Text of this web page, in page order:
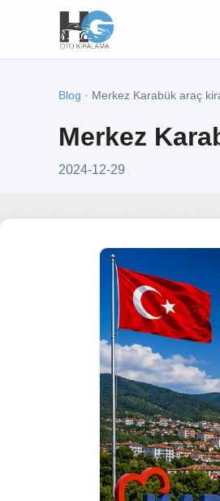
Blog · Merkez Karabük araç
Merkez
2024-12-29